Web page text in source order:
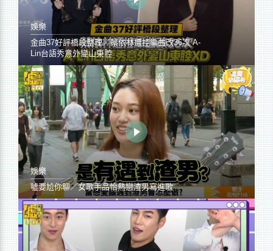
娛樂
金曲37好評橋段整理／蔡依林遭控編曲改36次 A-
Lin台語秀意外變山東腔
娛樂
噓要尬你聊／女歌手品怡熱戀渣男寫進歌